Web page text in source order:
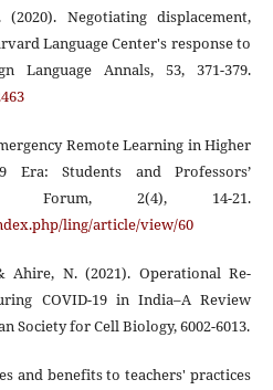
Negotiating displacement,
Language Center's response to
Language Annals, 53, 371-379.
Remote Learning in Higher
Era: Students and Professors’
Forum, 2(4), 14-21.
ling/article/view/60
Ahire, N. (2021). Operational Re-
COVID-19 in India–A Review
Society for Cell Biology, 6002-6013.
and benefits to teachers' practices